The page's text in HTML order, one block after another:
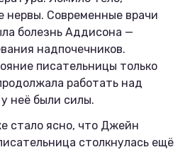
нервы. Современные врачи
болезнь Аддисона —
надпочечников.
писательницы только
работать над
неё были силы.
стало ясно, что Джейн
столкнулась ещё